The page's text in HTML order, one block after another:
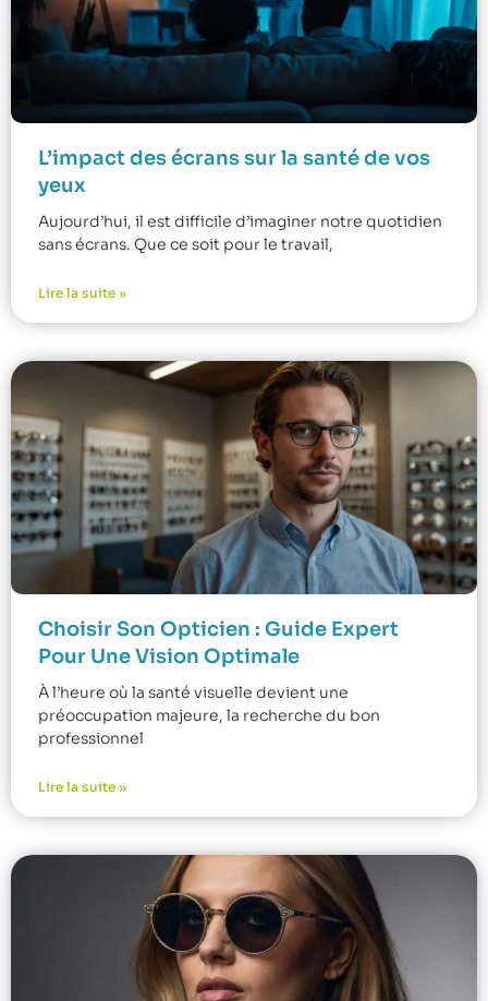
L’impact des écrans sur la santé de vos
yeux
Aujourd’hui, il est difficile d’imaginer notre quotidien
sans écrans. Que ce soit pour le travail,
Lire la suite »
Choisir Son Opticien : Guide Expert
Pour Une Vision Optimale
À l’heure où la santé visuelle devient une
préoccupation majeure, la recherche du bon
professionnel
Lire la suite »